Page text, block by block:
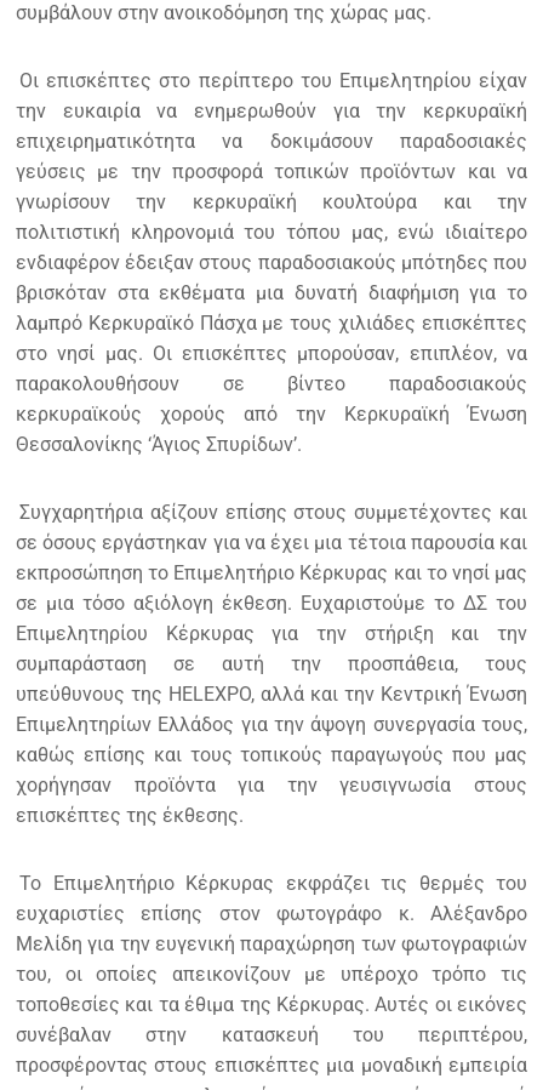
συμβάλουν στην ανοικοδόμηση της χώρας μας.
Οι επισκέπτες στο περίπτερο του Επιμελητηρίου είχαν
την ευκαιρία να ενημερωθούν για την κερκυραϊκή
επιχειρηματικότητα να δοκιμάσουν παραδοσιακές
γεύσεις με την προσφορά τοπικών προϊόντων και να
γνωρίσουν την κερκυραϊκή κουλτούρα και την
πολιτιστική κληρονομιά του τόπου μας, ενώ ιδιαίτερο
ενδιαφέρον έδειξαν στους παραδοσιακούς μπότηδες που
βρισκόταν στα εκθέματα μια δυνατή διαφήμιση για το
λαμπρό Κερκυραϊκό Πάσχα με τους χιλιάδες επισκέπτες
στο νησί μας. Οι επισκέπτες μπορούσαν, επιπλέον, να
παρακολουθήσουν σε βίντεο παραδοσιακούς
κερκυραϊκούς χορούς από την Κερκυραϊκή Ένωση
Θεσσαλονίκης ‘Άγιος Σπυρίδων’.
Συγχαρητήρια αξίζουν επίσης στους συμμετέχοντες και
σε όσους εργάστηκαν για να έχει μια τέτοια παρουσία και
εκπροσώπηση το Επιμελητήριο Κέρκυρας και το νησί μας
σε μια τόσο αξιόλογη έκθεση. Ευχαριστούμε το ΔΣ του
Επιμελητηρίου Κέρκυρας για την στήριξη και την
συμπαράσταση σε αυτή την προσπάθεια, τους
υπεύθυνους της HELEXPO, αλλά και την Κεντρική Ένωση
Επιμελητηρίων Ελλάδος για την άψογη συνεργασία τους,
καθώς επίσης και τους τοπικούς παραγωγούς που μας
χορήγησαν προϊόντα για την γευσιγνωσία στους
επισκέπτες της έκθεσης.
Το Επιμελητήριο Κέρκυρας εκφράζει τις θερμές του
ευχαριστίες επίσης στον φωτογράφο κ. Αλέξανδρο
Μελίδη για την ευγενική παραχώρηση των φωτογραφιών
του, οι οποίες απεικονίζουν με υπέροχο τρόπο τις
τοποθεσίες και τα έθιμα της Κέρκυρας. Αυτές οι εικόνες
συνέβαλαν στην κατασκευή του περιπτέρου,
προσφέροντας στους επισκέπτες μια μοναδική εμπειρία